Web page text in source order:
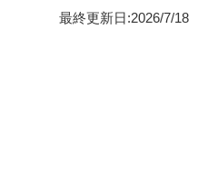
最終更新日:2026/7/18